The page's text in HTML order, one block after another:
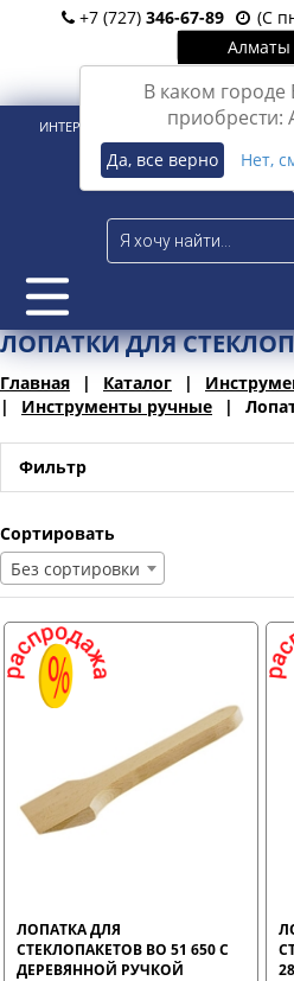
+7 (727) 346-67-89
(С
Алматы
В каком городе
приобрести:
Да, все верно Нет,
Вход
ИНТЕРНЕТ-МАГАЗИН ДЛЯ
ЛОПАТКИ ДЛЯ
Главная Каталог
Инструменты ручные
Фильтр
Сортировать
Без сортировки
ЛОПАТКА ДЛЯ
СТЕКЛОПАКЕТОВ BO 51 650 С
ДЕРЕВЯННОЙ РУЧКОЙ